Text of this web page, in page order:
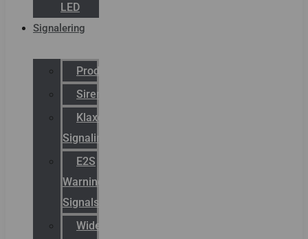
LED
Signalering
Productcatalogus
Sirena
Klaxon
Signaling
E2S
Warning
Signals
Wide